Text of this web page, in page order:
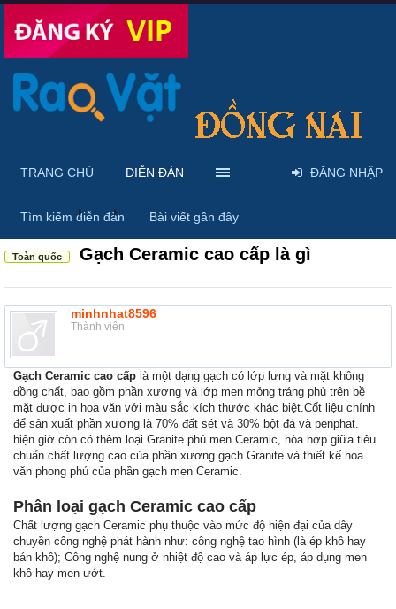
Diễn đàn ... Nội thất & Ngoại thất
Toàn quốc Gạch Ceramic cao cấp là gì
minhnhat8596
Thành viên
Gạch Ceramic cao cấp là một dạng gạch có lớp lưng và mặt không
đồng chất, bao gồm phần xương và lớp men mỏng tráng phủ trên bề
mặt được in hoa văn với màu sắc kích thước khác biệt.Cốt liệu chính
để sản xuất phần xương là 70% đất sét và 30% bột đá và penphat.
hiện giờ còn có thêm loại Granite phủ men Ceramic, hòa hợp giữa tiêu
chuẩn chất lượng cao của phần xương gạch Granite và thiết kế hoa
văn phong phú của phần gạch men Ceramic.
Phân loại gạch Ceramic cao cấp
Chất lượng gạch Ceramic phụ thuộc vào mức độ hiện đại của dây
chuyền công nghệ phát hành như: công nghệ tạo hình (là ép khô hay
bán khô); Công nghệ nung ở nhiệt độ cao và áp lực ép, áp dụng men
khô hay men ướt.
TRANG CHỦ DIỄN ĐÀN
Tìm kiếm diễn đàn Bài viết gần đây
ĐĂNG NHẬP